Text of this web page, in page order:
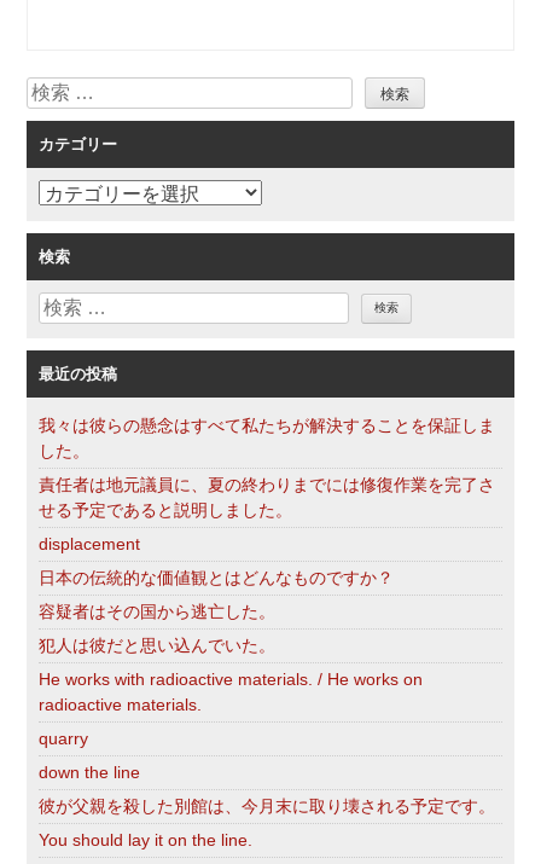
シ
ョ
ン
検
索
カテゴリー
カ
ゴ
リ
ー
検索
検
最近の投稿
我々は彼らの懸念はすべて私たちが解決することを保証しま
した。
責任者は地元議員に、夏の終わりまでには修復作業を完了さ
せる予定であると説明しました。
displacement
日本の伝統的な価値観とはどんなものですか？
容疑者はその国から逃亡した。
犯人は彼だと思い込んでいた。
He works with radioactive materials. / He works on
radioactive materials.
quarry
down the line
彼が父親を殺した別館は、今月末に取り壊される予定です。
You should lay it on the line.